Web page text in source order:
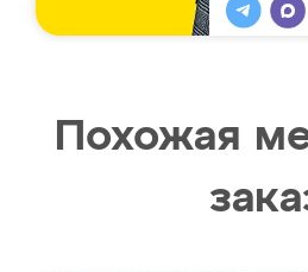
Похожая